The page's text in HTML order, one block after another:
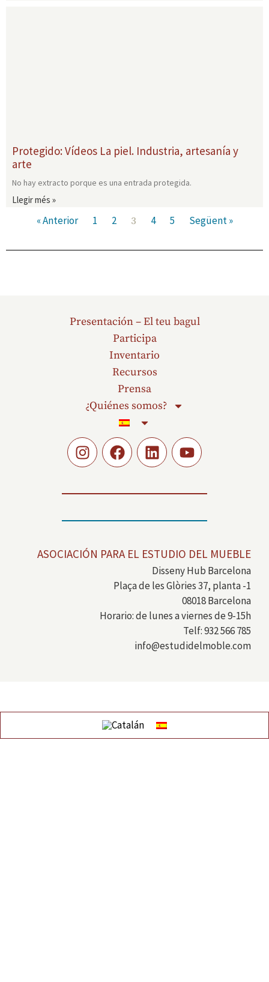
Protegido: Vídeos La piel. Industria, artesanía y
arte
No hay extracto porque es una entrada protegida.
Llegir més »
« Anterior 1 2 3 4 5 Següent »
Presentación – El teu bagul
Participa
Inventario
Recursos
Prensa
¿Quiénes somos?
ASOCIACIÓN PARA EL ESTUDIO DEL MUEBLE
Disseny Hub Barcelona
Plaça de les Glòries 37, planta -1
08018 Barcelona
Horario: de lunes a viernes de 9-15h
Telf: 932 566 785
info@estudidelmoble.com